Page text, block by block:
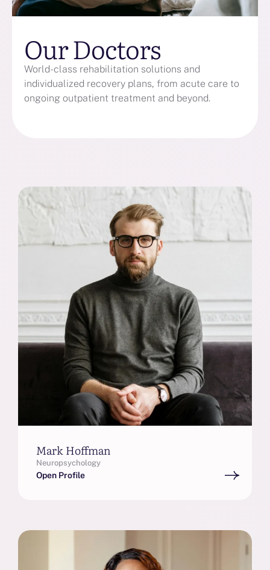
Our Doctors
World-class rehabilitation solutions and
individualized recovery plans, from acute care to
ongoing outpatient treatment and beyond.
Mark Hoffman
Neuropsychology
Open Profile